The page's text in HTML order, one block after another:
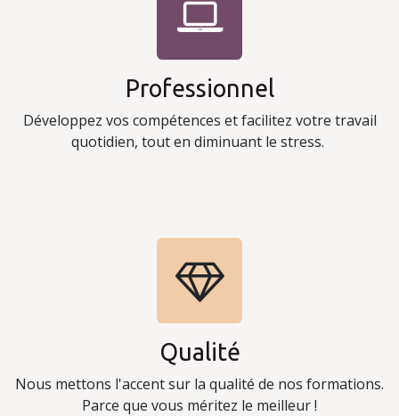
Professionnel
Développez vos compétences et facilitez votre travail
quotidien, tout en diminuant le stress.
Qualité
Nous mettons l'accent sur la qualité de nos formations.
Parce que vous méritez le meilleur !